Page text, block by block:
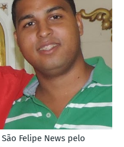
Felipe News pelo